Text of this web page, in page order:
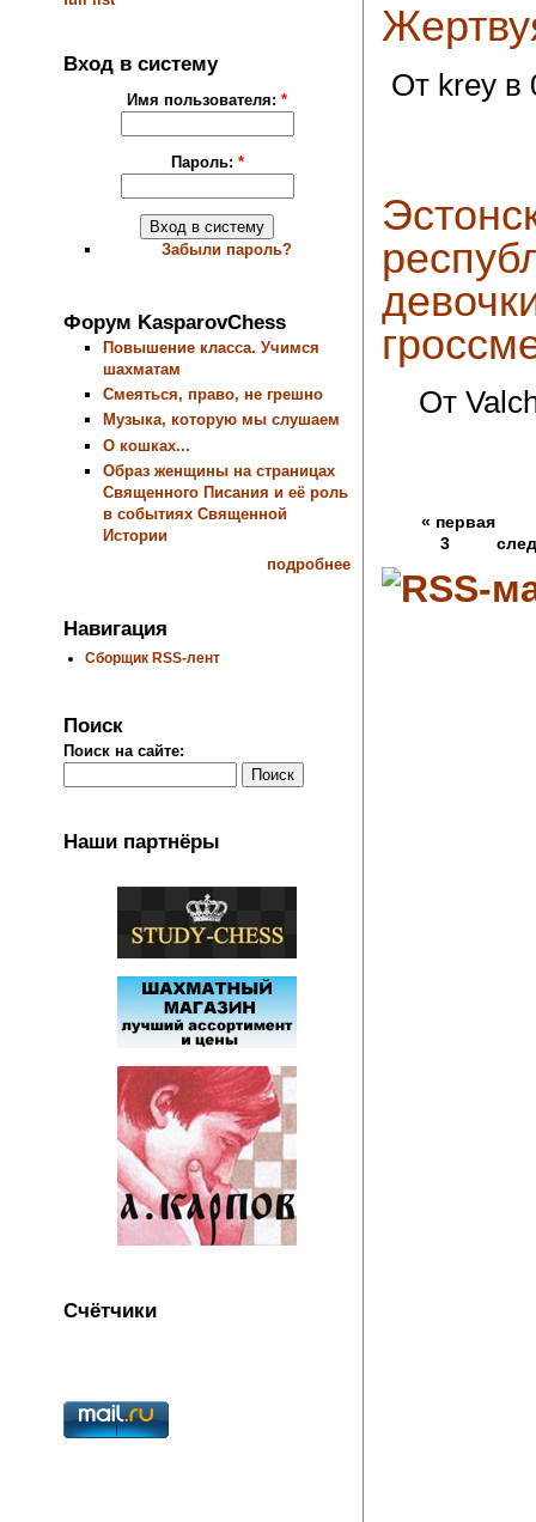
Вход в систему
Имя пользователя:*
Пароль: *
Забыли пароль?
Форум KasparovChess
Повышение класса. Учимся
шахматам
Смеяться, право, не грешно
Музыка, которую мы слушаем
О кошках...
Образ женщины на страницах
Священного Писания и её роль
в событиях Священной
Истории
подробнее
Навигация
Сборщик RSS-лент
Поиск
Поиск на сайте:
Наши партнёры
Счётчики
От krey в
От
« первая
3